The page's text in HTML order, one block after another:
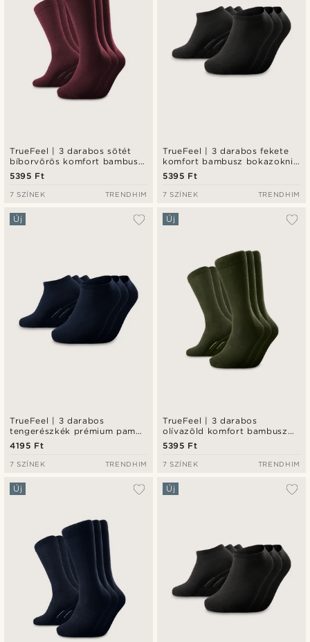
TrueFeel | 3 darabos sötét
bíborvörös komfort bambusz
zokni szett
5395 Ft
7 SZÍNEK TRENDHIM
TrueFeel | 3 darabos fekete
komfort bambusz bokazokni
szett
5395 Ft
7 SZÍNEK TRENDHIM
TrueFeel | 3 darabos
tengerészkék prémium pamut
bokazokni szett
Új
4195 Ft
7 SZÍNEK TRENDHIM
TrueFeel | 3 darabos
olívazöld komfort bambusz
zokni szett
Új
5395 Ft
7 SZÍNEK TRENDHIM
Új Új